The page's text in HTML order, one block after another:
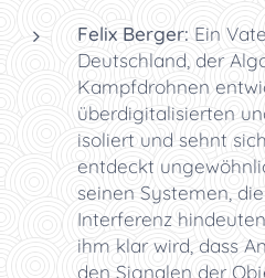
Felix Berger: Ein
Deutschland, der
Kampfdrohnen
überdigitalisierten
isoliert und sehnt
entdeckt
seinen Systemen,
Interferenz
ihm klar wird, dass
den Signalen der